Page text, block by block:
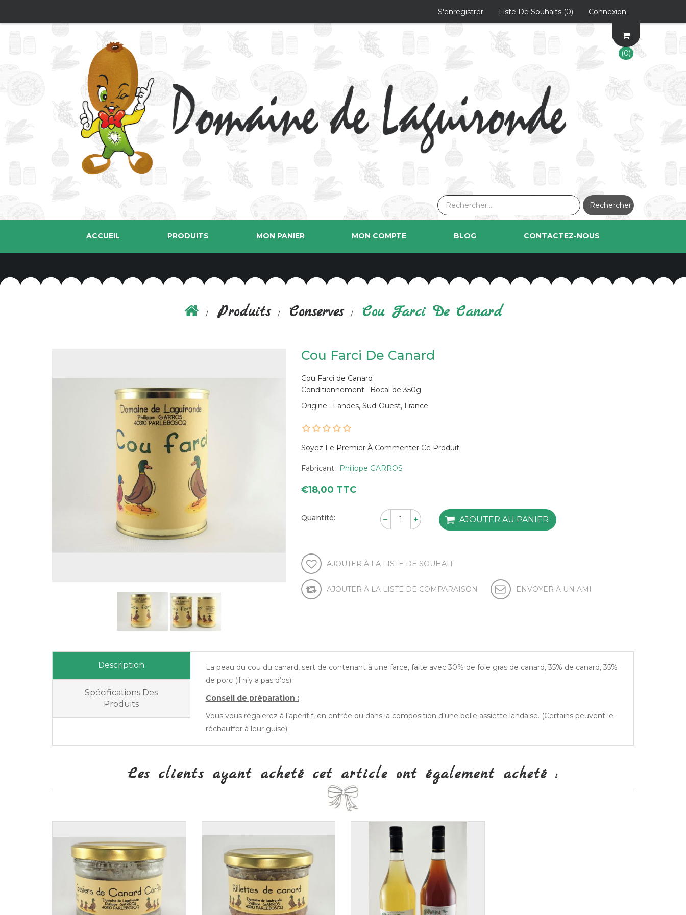
S'enregistrer Liste De Souhaits (0) Connexion
(0)
Rechercher
ACCUEIL PRODUITS MON PANIER MON COMPTE BLOG CONTACTEZ-NOUS
Produits Conserves Cou Farci De Canard
Cou Farci De Canard
Cou Farci de Canard
Conditionnement : Bocal de 350g
Origine : Landes, Sud-Ouest, France
Soyez Le Premier À Commenter Ce Produit
Fabricant: Philippe GARROS
€18,00 TTC
Quantité: AJOUTER AU PANIER
AJOUTER À LA LISTE DE SOUHAIT
AJOUTER À LA LISTE DE COMPARAISON ENVOYER À UN AMI
Description
Spécifications Des
Produits
La peau du cou du canard, sert de contenant à une farce, faite avec 30% de foie gras de canard, 35% de canard, 35%
de porc (il n’y a pas d’os).
Conseil de préparation :
Vous vous régalerez à l’apéritif, en entrée ou dans la composition d’une belle assiette landaise. (Certains peuvent le
réchauffer à leur guise).
Les clients ayant acheté cet article ont également acheté :